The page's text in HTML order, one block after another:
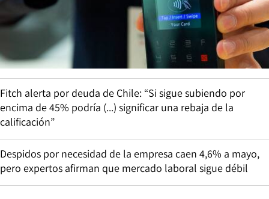
Fitch alerta por deuda de Chile: “Si sigue subiendo por
encima de 45% podría (...) significar una rebaja de la
calificación”
Despidos por necesidad de la empresa caen 4,6% a mayo,
pero expertos afirman que mercado laboral sigue débil